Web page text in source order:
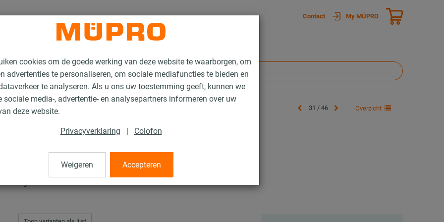
cookies om de goede werking van deze website te waarborgen, om
advertenties te personaliseren, om sociale mediafuncties te bieden en
te analyseren. Als u ons uw toestemming geeft, kunnen we
sociale media-, advertentie- en analysepartners informeren over uw
deze website.
Privacyverklaring | Colofon
Weigeren Accepteren
Contact My MÜPRO
Plus 31 / 46 Overzicht
en ongescheurd beton